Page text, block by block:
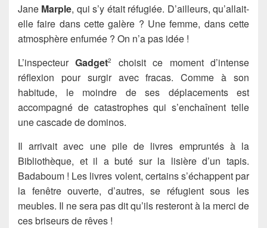
Jane Marple, qui s’y était réfugiée. D’ailleurs, qu’allait-
elle faire dans cette galère ? Une femme, dans cette
atmosphère enfumée ? On n’a pas idée !
L’inspecteurGadget2
choisit ce moment d’intense
réflexion pour surgir avec fracas. Comme à son
habitude, le moindre de ses déplacements est
accompagné de catastrophes qui s’enchaînent telle
une cascade de dominos.
Il arrivait avec une pile de livres empruntés à la
Bibliothèque, et il a buté sur la lisière d’un tapis.
Badaboum ! Les livres volent, certains s’échappent par
la fenêtre ouverte, d’autres, se réfugient sous les
meubles. Il ne sera pas dit qu’ils resteront à la merci de
ces briseurs de rêves !